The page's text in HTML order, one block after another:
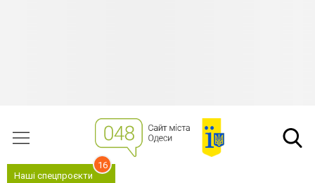
Наші спецпроєкти
16